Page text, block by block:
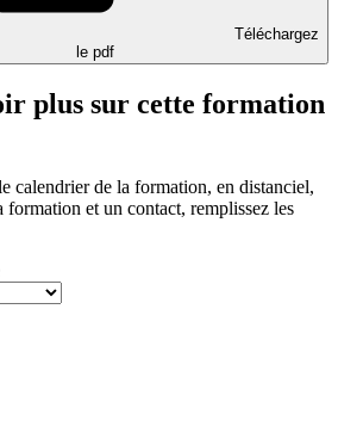
Téléchargez
le pdf
plus sur cette formation
calendrier de la formation, en distanciel,
formation et un contact, remplissez les